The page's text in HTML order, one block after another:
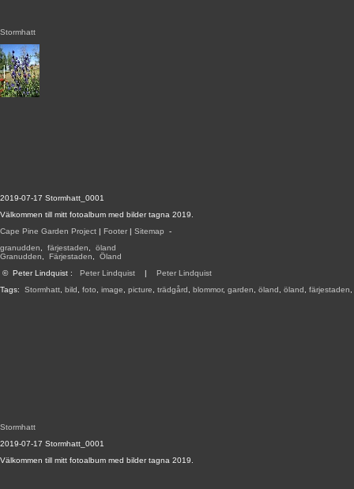
2019-07-17 Stormhatt_0001
Välkommen till mitt fotoalbum med bilder tagna 2019.
Cape Pine Garden Project | Footer | Sitemap -
granudden
färjestaden
öland
Granudden
Färjestaden
Öland
© Peter Lindquist : Peter Lindquist | Peter Lindquist
Tags: Stormhatt bild foto image picture trädgård blommor, garden öland öland färjestaden
Stormhatt
Stormhatt
2019-07-17 Stormhatt_0001
Välkommen till mitt fotoalbum med bilder tagna 2019.